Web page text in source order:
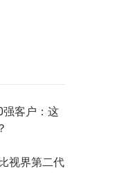
强客户：这
视界第二代